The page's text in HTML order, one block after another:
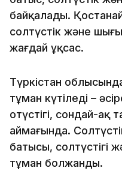
байқалады.
солтүстік және
жағдай ұқсас.
Түркістан
тұман күтіледі –
оңтүстігі, сондай-ақ
аймағында.
батысы, солтүстігі
тұман болжанды.